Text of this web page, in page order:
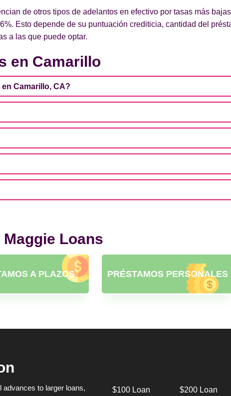
de otros tipos de adelantos en efectivo por tasas más
Esto depende de su puntuación crediticia, cantidad del
a las que puede optar.
en Camarillo
Camarillo, CA?
Loans
A PLAZOS PRÉSTAMOS PERSONALES
to larger loans, $100 Loan $200 Loan